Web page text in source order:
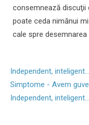
consemnează discuţii
poate ceda nimănui
cale spre desemnarea
Independent,
Simptome - Avem
Independent,